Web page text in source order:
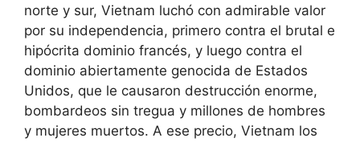
norte y sur, Vietnam luchó con admirable valor
por su independencia, primero contra el brutal e
hipócrita dominio francés, y luego contra el
dominio abiertamente genocida de Estados
Unidos, que le causaron destrucción enorme,
bombardeos sin tregua y millones de hombres
y mujeres muertos. A ese precio, Vietnam los